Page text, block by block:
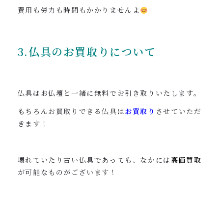
費用も労力も時間もかかりませんよ
3.仏具のお買取りについて
仏具はお仏壇と一緒に無料でお引き取りいたします。
もちろんお買取りできる仏具はお買取り させていただ
きます！
壊れていたり古い仏具であっても、なかには 高価買取
が可能なものがございます！